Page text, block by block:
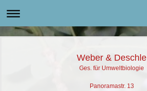
Weber & Deschle
Ges. für Umweltbiologie
Panoramastr. 13